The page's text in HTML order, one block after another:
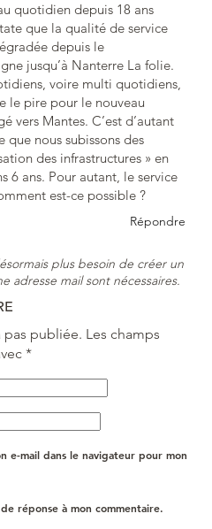
quotidien depuis 18 ans
que la qualité de service
depuis le
jusqu’à Nanterre La folie.
voire multi quotidiens,
le pire pour le nouveau
vers Mantes. C’est d’autant
que nous subissons des
des infrastructures » en
6 ans. Pour autant, le service
est-ce possible ?
Répondre
plus besoin de créer un
adresse mail sont nécessaires.
pas publiée. Les champs
*
e-mail dans le navigateur pour mon
réponse à mon commentaire.